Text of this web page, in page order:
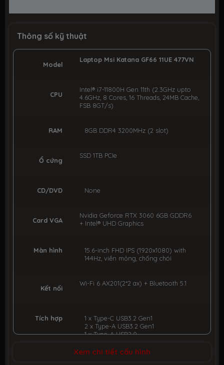
Thông số kỹ thuật
Model
Laptop Msi Katana GF66 11UE 477VN
CPU
Intel® i7-11800H Gen 11th (2.3GHz upto
4.6GHz, 8 Cores, 16 Threads, 24MB Cache,
FSB 8GT/s)
RAM 8GB DDR4 3200MHz (2 slot)
Ổ cứng
SSD 1TB PCIe
CD/DVD None
Card VGA
Nvidia Geforce RTX 3060 6GB GDDR6
+ Intel® UHD Graphics
Màn hình
15.6-inch FHD IPS (1920x1080) with
144Hz, viền mỏng, chống chói
Kết nối
Wi-Fi 6 AX201(2*2 ax) + Bluetooth 5.1
Tích hợp
1 x Type-C USB3.2 Gen1
2 x Type-A USB3.2 Gen1
1 x Type-A USB2.0
1 x HDMI
Xem chi tiết cấu hình